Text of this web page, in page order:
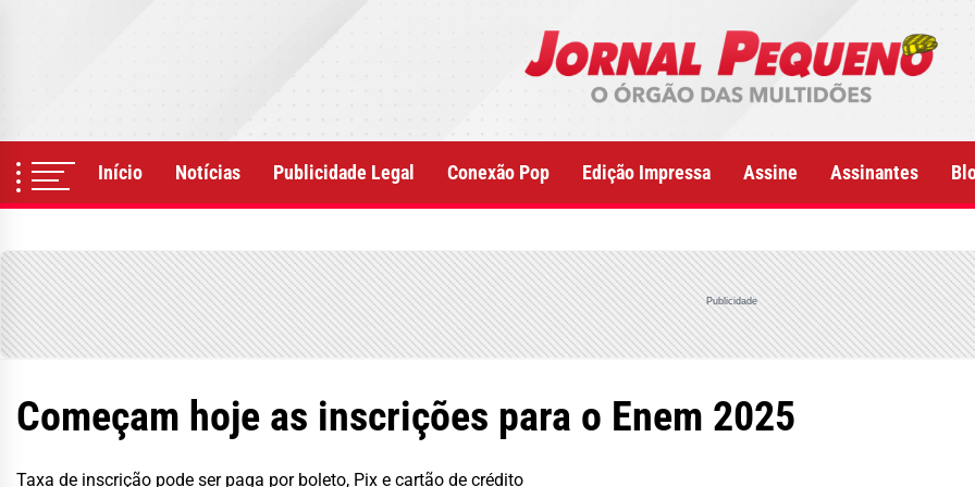
Início Notícias Publicidade Legal Conexão Pop Edição Impressa Assine Assinantes
Publicidade
Começam hoje as inscrições para o Enem 2025
Taxa de inscrição pode ser paga por boleto, Pix e cartão de crédito